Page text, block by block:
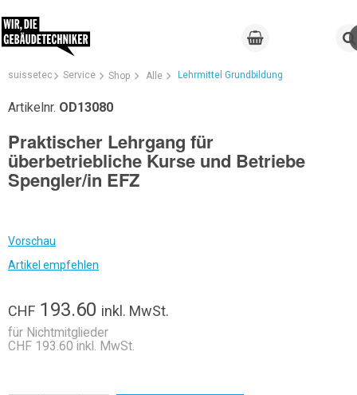
suissetec Service Shop Alle Lehrmittel Grundbildung
Artikelnr. OD13080
Praktischer Lehrgang für
überbetriebliche Kurse und Betriebe
Spengler/in EFZ
Vorschau
Artikel empfehlen
CHF 193.60 inkl. MwSt.
für Nichtmitglieder
CHF 193.60 inkl. MwSt.